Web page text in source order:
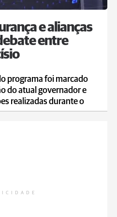
e alianças
entre
programa foi marcado
do atual governador e
realizadas durante o